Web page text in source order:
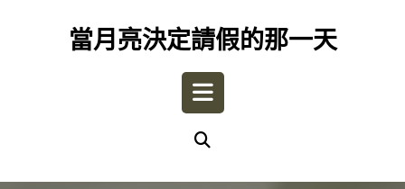
當月亮決定請假的那一天
Open